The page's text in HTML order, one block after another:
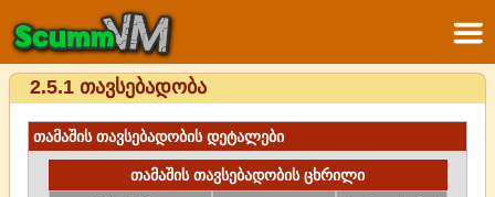
2.5.1 თავსებადობა
თამაშის თავსებადობის დეტალები
თამაშის თავსებადობის ცხრილი